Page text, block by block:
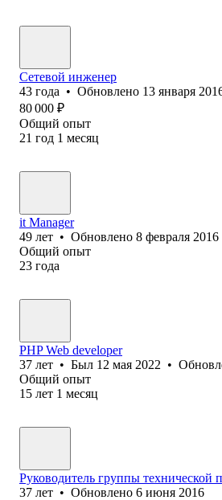
Сетевой инженер
43 года • Обновлено 13 января
80 000 ₽
Общий опыт
21 год 1 месяц
it Manager
49 лет • Обновлено 8 февраля 2016
Общий опыт
23 года
PHP Web developer
37 лет • Был 12 мая 2022 •
Общий опыт
15 лет 1 месяц
Руководитель группы технической
37 лет • Обновлено 6 июня 2016